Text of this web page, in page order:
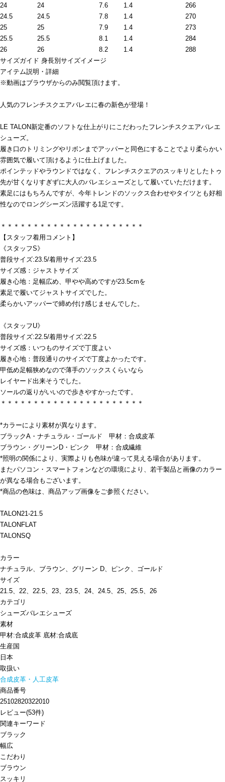
24
24 7.6 1.4
266
24.5
24.5 7.8 1.4
270
25
25 7.9 1.4
273
25.5
25.5 8.1 1.4
284
26
26 8.2 1.4
288
サイズガイド 身長別サイズイメージ
アイテム説明・詳細
※動画はブラウザからのみ閲覧頂けます。
人気のフレンチスクエアバレエに春の新色が登場！
LE TALON新定番のソフトな仕上がりにこだわったフレンチスクエアバレエ
シューズ。
履き口のトリミングやリボンまでアッパーと同色にすることでより柔らかい
雰囲気で履いて頂けるように仕上げました。
ポインテッドやラウンドではなく、フレンチスクエアのスッキリとしたトゥ
先が甘くなりすぎずに大人のバレエシューズとして履いていただけます。
素足にはもちろんですが、今年トレンドのソックス合わせやタイツとも好相
性なのでロングシーズン活躍する1足です。
＊＊＊＊＊＊＊＊＊＊＊＊＊＊＊＊＊＊＊＊＊＊
【スタッフ着用コメント】
《スタッフS》
普段サイズ:23.5/着用サイズ:23.5
サイズ感：ジャストサイズ
履き心地：足幅広め、甲やや高めですが23.5cmを
素足で履いてジャストサイズでした。
柔らかいアッパーで締め付け感じませんでした。
《スタッフU》
普段サイズ:22.5/着用サイズ:22.5
サイズ感：いつものサイズで丁度よい
履き心地：普段通りのサイズで丁度よかったです。
甲低め足幅狭めなので薄手のソックスくらいなら
レイヤード出来そうでした。
ソールの返りがいいので歩きやすかったです。
＊＊＊＊＊＊＊＊＊＊＊＊＊＊＊＊＊＊＊＊＊＊
*カラーにより素材が異なります。
ブラックA・ナチュラル・ゴールド 甲材：合成皮革
ブラウン・グリーンD・ピンク 甲材：合成繊維
*照明の関係により、実際よりも色味が違って見える場合があります。
またパソコン・スマートフォンなどの環境により、若干製品と画像のカラー
が異なる場合もございます。
*商品の色味は、商品アップ画像をご参照ください。
TALON21-21.5
TALONFLAT
TALONSQ
カラー
ナチュラル、ブラウン、グリーン D、ピンク、ゴールド
サイズ
21.5、22、22.5、23、23.5、24、24.5、25、25.5、26
カテゴリ
シューズバレエシューズ
素材
甲材:合成皮革 底材:合成底
生産国
日本
取扱い
合成皮革・人工皮革
商品番号
25102820322010
レビュー(53件)
関連キーワード
ブラック
幅広
こだわり
ブラウン
スッキリ